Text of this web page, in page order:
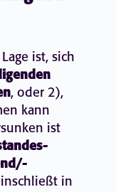
ist, sich
, oder 2),
kann
ist
in